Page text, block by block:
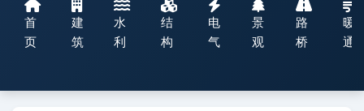
首
页
建
筑
水
利
结
构
电
气
景
观
路
桥
暖
通